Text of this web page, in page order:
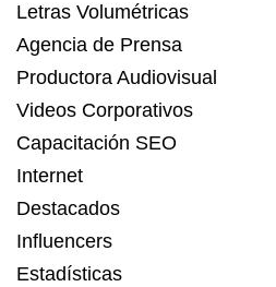
Letras Volumétricas
Agencia de Prensa
Productora Audiovisual
Videos Corporativos
Capacitación SEO
Internet
Destacados
Influencers
Estadísticas